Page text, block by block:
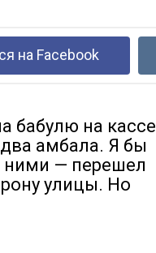
на Facebook
бабулю на кассе
амбала. Я бы
ними — перешел
улицы. Но